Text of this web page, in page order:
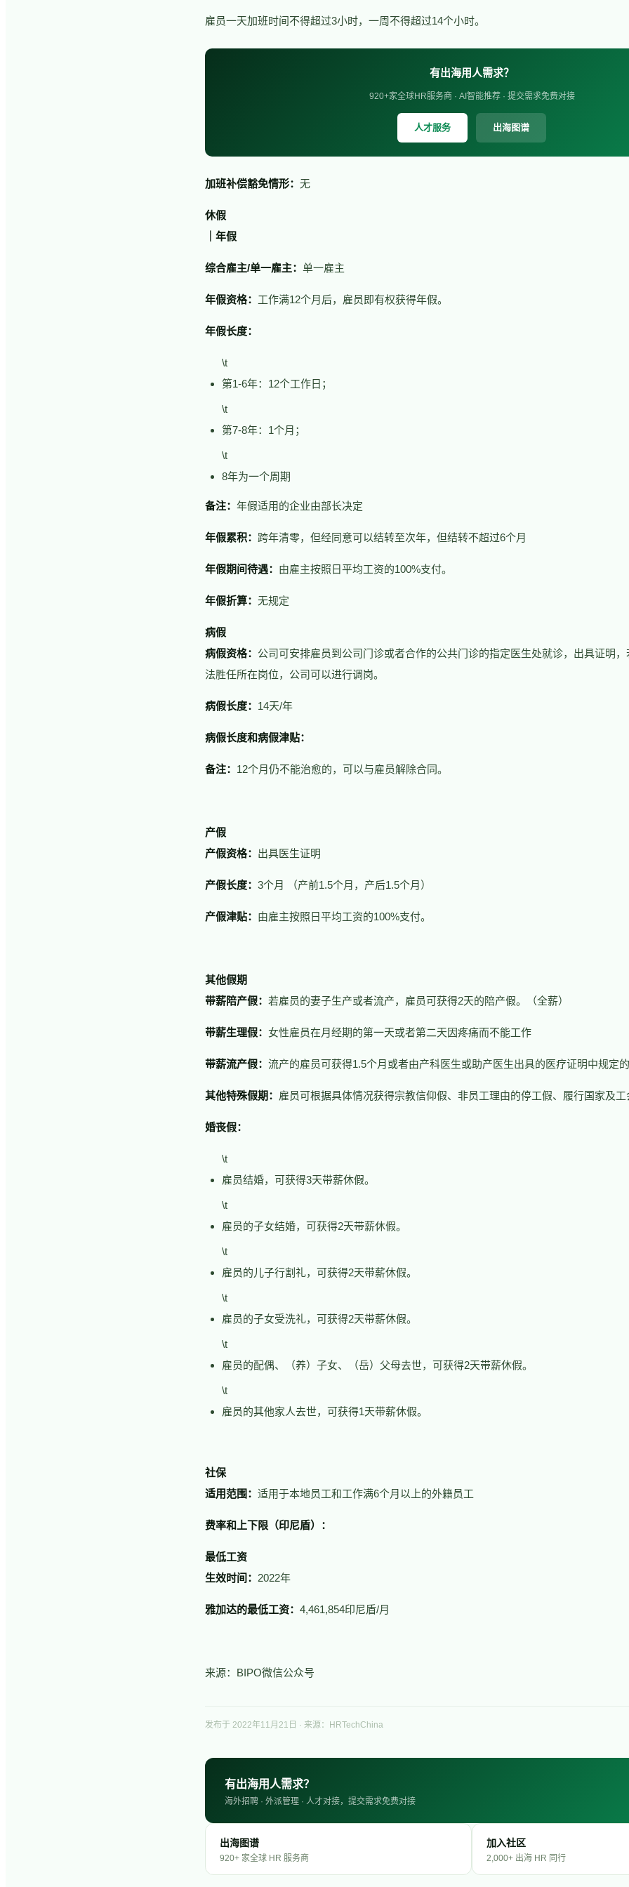
雇员一天加班时间不得超过3小时，一周不得超过14个小时。
有出海用人需求？
920+家全球HR服务商 · AI智能推荐 · 提交需求免费对接
人才服务 出海图谱
加班补偿豁免情形： 无
休假
｜年假
综合雇主/单一雇主： 单一雇主
年假资格： 工作满12个月后，雇员即有权获得年假。
年假长度：
\t
第1-6年：12个工作日；
\t
第7-8年：1个月；
\t
8年为一个周期
备注： 年假适用的企业由部长决定
年假累积： 跨年清零，但经同意可以结转至次年，但结转不超过6个月
年假期间待遇： 由雇主按照日平均工资的100%支付。
年假折算： 无规定
病假
病假资格： 公司可安排雇员到公司门诊或者合作的公共门诊的指定医生处就诊，出具证明
法胜任所在岗位，公司可以进行调岗。
病假长度： 14天/年
病假长度和病假津贴：
备注： 12个月仍不能治愈的，可以与雇员解除合同。
产假
产假资格： 出具医生证明
产假长度： 3个月 （产前1.5个月，产后1.5个月）
产假津贴： 由雇主按照日平均工资的100%支付。
其他假期
带薪陪产假： 若雇员的妻子生产或者流产，雇员可获得2天的陪产假。（全薪）
带薪生理假： 女性雇员在月经期的第一天或者第二天因疼痛而不能工作
带薪流产假： 流产的雇员可获得1.5个月或者由产科医生或助产医生出具的医疗证明中规定
其他特殊假期： 雇员可根据具体情况获得宗教信仰假、非员工理由的停工假、履行国家及
婚丧假：
\t
雇员结婚，可获得3天带薪休假。
\t
雇员的子女结婚，可获得2天带薪休假。
\t
雇员的儿子行割礼，可获得2天带薪休假。
\t
雇员的子女受洗礼，可获得2天带薪休假。
\t
雇员的配偶、（养）子女、（岳）父母去世，可获得2天带薪休假。
\t
雇员的其他家人去世，可获得1天带薪休假。
社保
适用范围： 适用于本地员工和工作满6个月以上的外籍员工
费率和上下限（印尼盾）：
最低工资
生效时间： 2022年
雅加达的最低工资： 4,461,854印尼盾/月
来源：BIPO微信公众号
发布于 2022年11月21日 · 来源：HRTechChina
有出海用人需求？
海外招聘 · 外派管理 · 人才对接，提交需求免费对接
出海图谱
920+ 家全球 HR 服务商
加入社区
2,000+ 出海 HR 同行